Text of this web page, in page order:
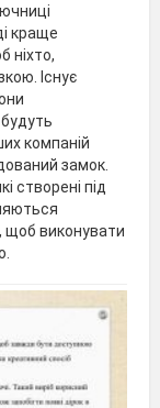
краще
ніхто,
Існує
компаній
замок.
створені під
щоб виконувати